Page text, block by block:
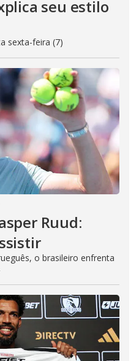
seu estilo
sexta-feira (7)
Ruud:
o brasileiro enfrenta